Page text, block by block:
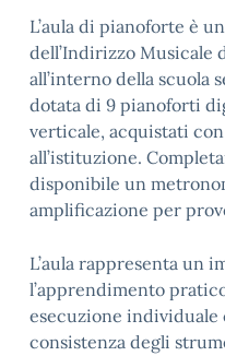
L’aula di pianoforte è
dell’Indirizzo Musicale
all’interno della scuola
dotata di 9 pianoforti
verticale, acquistati
all’istituzione.
disponibile un
amplificazione per
L’aula rappresenta un
l’apprendimento
esecuzione individuale
consistenza degli